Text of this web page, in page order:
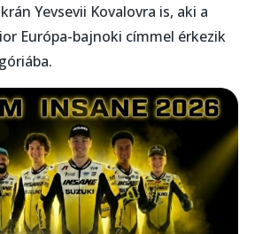
Yevsevii Kovalovra is, aki a
Európa-bajnoki címmel érkezik